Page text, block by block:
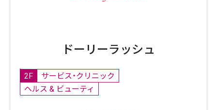
ドーリーラッシュ
2F
サービス・クリニック
ヘルス & ビューティ